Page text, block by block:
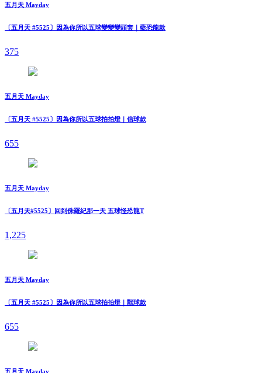
五月天 Mayday
〔五月天 #5525〕因為你所以五球變變變頭套｜藍恐龍款
375
五月天 Mayday
〔五月天 #5525〕因為你所以五球拍拍燈｜信球款
655
五月天 Mayday
〔五月天#5525〕回到侏羅紀那一天 五球怪恐龍T
1,225
五月天 Mayday
〔五月天 #5525〕因為你所以五球拍拍燈｜獸球款
655
五月天 Mayday